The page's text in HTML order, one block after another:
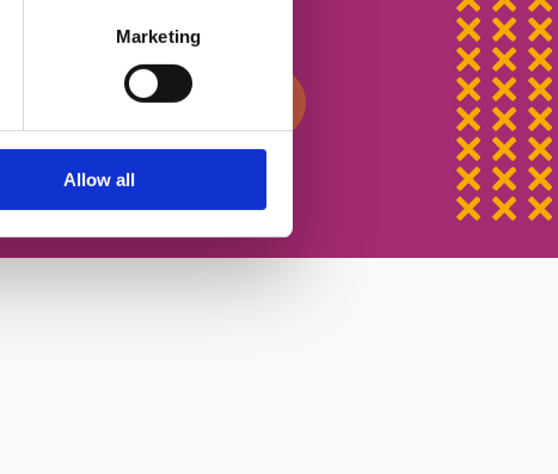
Marketing
Allow all
Записатися на урок